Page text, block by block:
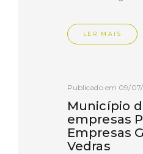
LER MAIS
Publicado em 09/
Município
empresas
Empresas
Vedras